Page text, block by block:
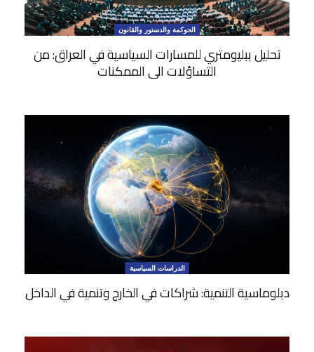
الحوكمة والدستور والقانون
تحليل ببليومتري للمسارات السياسية في العراق: من
التساؤلات الى الممكنات
الدراسات السياسية
دبلوماسية التنمية: شراكات في الخارج وتنمية في الداخل